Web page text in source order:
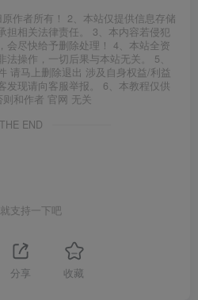
作者所有！ 2、本站仅提供信息存储
担相关法律责任。 3、本内容若侵犯
会尽快给予删除处理！ 4、本站全资
操作，一切后果与本站无关。 5、
请马上删除退出 涉及自身权益/利益
发现请向客服举报。 6、本教程仅供
和作者 官网 无关
THE END
支持一下吧
分享 收藏